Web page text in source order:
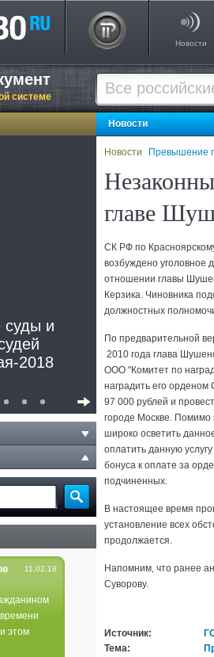
Новости
системе
и
2018
следов
11.02.18
этом
Новости
Новости Превышение
главе
СК РФ по
возбуждено уголовное
отношении главы
Керзика. Чиновника
должностных
По предварительной
2010 года глава
ООО "Комитет по
наградить его
97 000 рублей и
городе Москве. Помимо
широко осветить
оплатить данную
бонуса к оплате за
подчиненных.
В настоящее время
установление всех
продолжается.
Напомним, что ранее
Суворову.
Источник:
Тема: